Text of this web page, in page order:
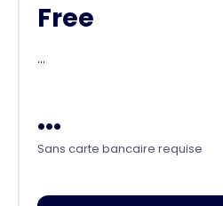
Free
...
...
Sans carte bancaire requise